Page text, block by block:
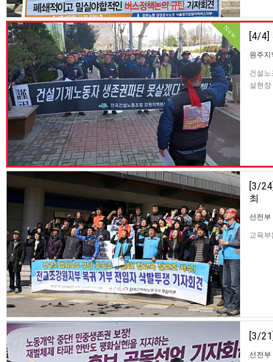
Now [4/4]
원주
건설
설현
[3/
최
선전부
교육
[3/
선전부